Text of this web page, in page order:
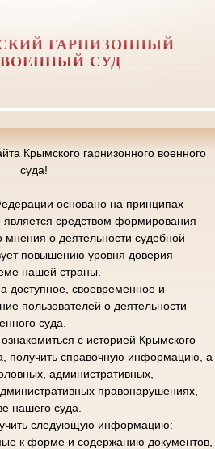
ГАРНИЗОННЫЙ
ВОЕННЫЙ СУД
Крымского гарнизонного военного
суда!
основано на принципах
является средством формирования
мнения о деятельности судебной
повышению уровня доверия
нашей страны.
доступное, своевременное и
пользователей о деятельности
суда.
с историей Крымского
получить справочную информацию, а
административных,
правонарушениях,
нашего суда.
следующую информацию:
к форме и содержанию документов,